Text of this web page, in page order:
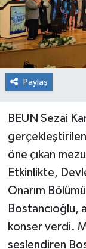
Paylaş
BEUN Sezai
öne çıkan
Etkinlikte,
Onarım
Bostancıoğlu,
konser verdi.
seslendiren